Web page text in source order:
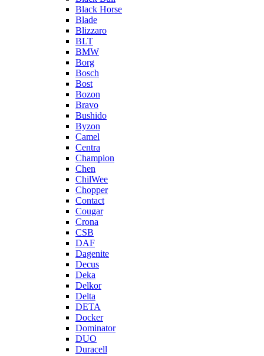
Black Horse
Blade
Blizzaro
BLT
BMW
Borg
Bosch
Bost
Bozon
Bravo
Bushido
Byzon
Camel
Centra
Champion
Chen
ChilWee
Chopper
Contact
Cougar
Crona
CSB
DAF
Dagenite
Decus
Deka
Delkor
Delta
DETA
Docker
Dominator
DUO
Duracell